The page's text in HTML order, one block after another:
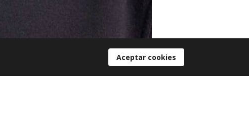
Aceptar cookies